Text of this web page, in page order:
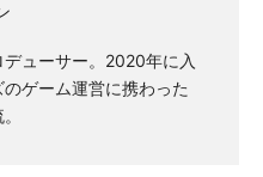
デューサー。2020年に入
ゲーム運営に携わった